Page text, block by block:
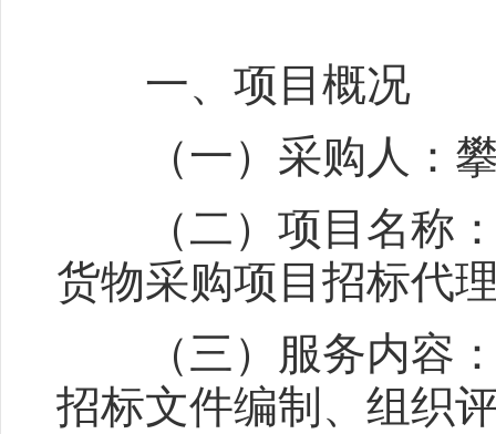
一、项目概况
（一）采购人：攀
（二）项目名称：
货物采购项目招标代
（三）服务内容：
招标文件编制、组织